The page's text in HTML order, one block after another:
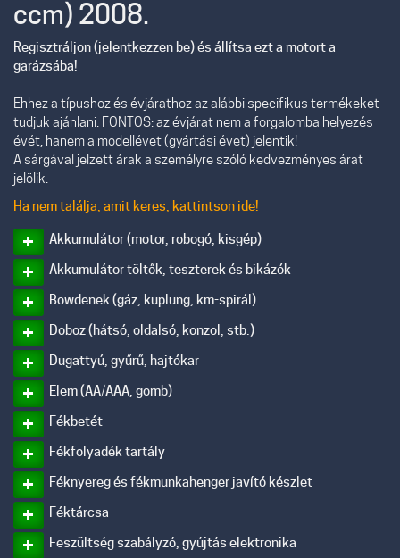
ccm) 2008.
Regisztráljon (jelentkezzen be) és állítsa ezt a motort a
garázsába!
Ehhez a típushoz és évjárathoz az alábbi specifikus termékeket
tudjuk ajánlani. FONTOS: az évjárat nem a forgalomba helyezés
évét, hanem a modellévet (gyártási évet) jelentik!
A sárgával jelzett árak a személyre szóló kedvezményes árat
jelölik.
Ha nem találja, amit keres, kattintson ide!
Akkumulátor (motor, robogó, kisgép)
Akkumulátor töltők, teszterek és bikázók
Bowdenek (gáz, kuplung, km-spirál)
Doboz (hátsó, oldalsó, konzol, stb.)
Dugattyú, gyűrű, hajtókar
Elem (AA/AAA, gomb)
Fékbetét
Fékfolyadék tartály
Féknyereg és fékmunkahenger javító készlet
Féktárcsa
Feszültség szabályzó, gyújtás elektronika